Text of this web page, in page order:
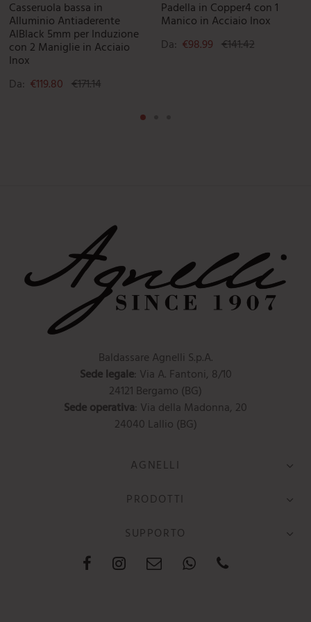
Casseruola bassa in
Alluminio Antiaderente
AlBlack 5mm per Induzione
con 2 Maniglie in Acciaio
Inox
Da: €119.80 €171.14
Padella in Copper4 con 1
Manico in Acciaio Inox
Da: €98.99 €141.42
Baldassare Agnelli S.p.A.
Sede legale: Via A. Fantoni, 8/10
24121 Bergamo (BG)
Sede operativa: Via della Madonna, 20
24040 Lallio (BG)
AGNELLI
PRODOTTI
SUPPORTO